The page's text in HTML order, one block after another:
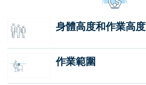
身體高度和作業高度
作業範圍